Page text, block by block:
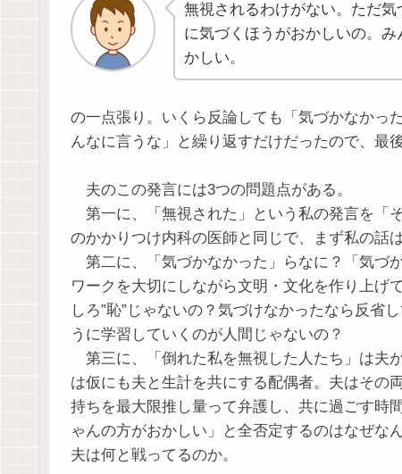
無視されるわけがない。ただ
に気づくほうがおかしいの。
かしい。
の一点張り。いくら反論しても「気づかなかっ
んなに言うな」と繰り返すだけだったので、最
夫のこの発言には3つの問題点がある。
第一に、「無視された」という私の発言を「
のかかりつけ内科の医師と同じで、まず私の話
第二に、「気づかなかった」らなに？「気づ
ワークを大切にしながら文明・文化を作り上げ
しろ”恥”じゃないの？気づけなかったなら反省
うに学習していくのが人間じゃないの？
第三に、「倒れた私を無視した人たち」は夫
は仮にも夫と生計を共にする配偶者。夫はその
持ちを最大限推し量って弁護し、共に過ごす時
ゃんの方がおかしい」と全否定するのはなぜな
夫は何と戦ってるのか。